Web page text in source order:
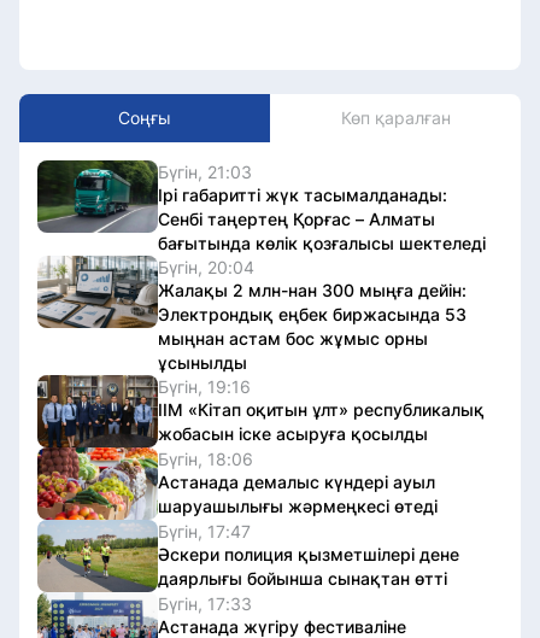
Соңғы Көп қаралған
Бүгін, 21:03
Ірі габаритті жүк тасымалданады:
Сенбі таңертең Қорғас – Алматы
бағытында көлік қозғалысы шектеледі
Бүгін, 20:04
Жалақы 2 млн-нан 300 мыңға дейін:
Электрондық еңбек биржасында 53
мыңнан астам бос жұмыс орны
ұсынылды
Бүгін, 19:16
ІІМ «Кітап оқитын ұлт» республикалық
жобасын іске асыруға қосылды
Бүгін, 18:06
Астанада демалыс күндері ауыл
шаруашылығы жәрмеңкесі өтеді
Бүгін, 17:47
Әскери полиция қызметшілері дене
даярлығы бойынша сынақтан өтті
Бүгін, 17:33
Астанада жүгіру фестиваліне